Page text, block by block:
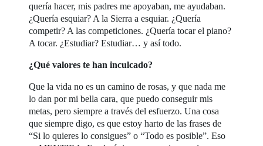
quería hacer, mis padres me apoyaban, me ayudaban.
¿Quería esquiar? A la Sierra a esquiar. ¿Quería
competir? A las competiciones. ¿Quería tocar el piano?
A tocar. ¿Estudiar? Estudiar… y así todo.
¿Qué valores te han inculcado?
Que la vida no es un camino de rosas, y que nada me
lo dan por mi bella cara, que puedo conseguir mis
metas, pero siempre a través del esfuerzo. Una cosa
que siempre digo, es que estoy harto de las frases de
“Si lo quieres lo consigues” o “Todo es posible”. Eso